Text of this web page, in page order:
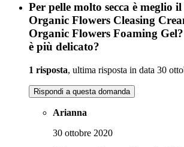
Per pelle molto secca è meglio
Organic Flowers Cleasing
Organic Flowers Foaming
è più delicato?
1 risposta, ultima risposta in data 30
Rispondi a questa domanda
Arianna
30 ottobre 2020